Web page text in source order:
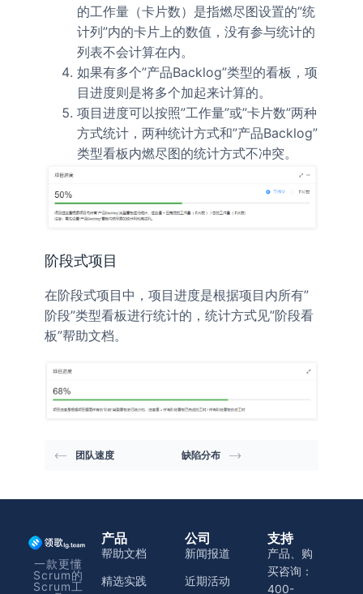
的工作量（卡片数）是指燃尽图设置的”统
计列”内的卡片上的数值，没有参与统计的
列表不会计算在内。
如果有多个”产品Backlog”类型的看板，项
目进度则是将多个加起来计算的。
项目进度可以按照”工作量”或”卡片数”两种
方式统计，两种统计方式和”产品Backlog”
类型看板内燃尽图的统计方式不冲突。
阶段式项目
在阶段式项目中，项目进度是根据项目内所有”
阶段”类型看板进行统计的，统计方式见”阶段看
板”帮助文档。
团队速度 缺陷分布
一款更懂
Scrum的
Scrum工
产品
帮助文档
精选实践
公司
新闻报道
近期活动
支持
产品、购
买咨询：
400-